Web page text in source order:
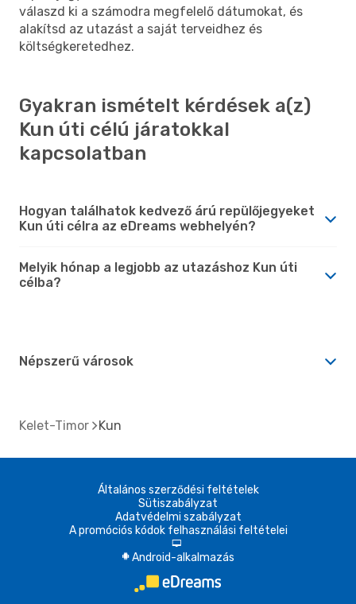
válaszd ki a számodra megfelelő dátumokat, és
alakítsd az utazást a saját terveidhez és
költségkeretedhez.
Gyakran ismételt kérdések a(z)
Kun úti célú járatokkal
kapcsolatban
Hogyan találhatok kedvező árú repülőjegyeket
Kun úti célra az eDreams webhelyén?
Melyik hónap a legjobb az utazáshoz Kun úti
célba?
Népszerű városok
Kelet-Timor Kun
Általános szerződési feltételek
Sütiszabályzat
Adatvédelmi szabályzat
A promóciós kódok felhasználási feltételei
d
A Android-alkalmazás